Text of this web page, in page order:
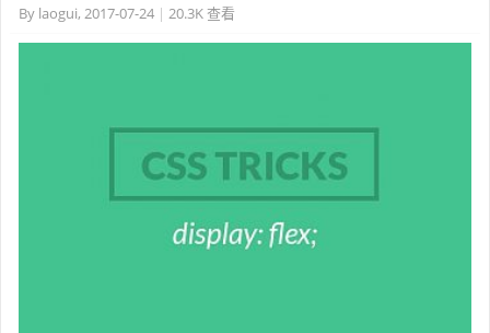
By laogui, 2017-07-24 | 20.3K 查看